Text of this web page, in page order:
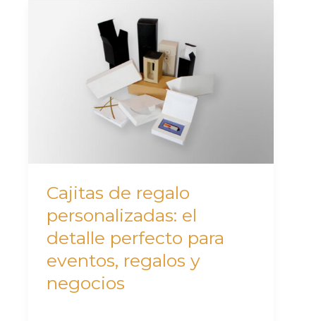
Cajitas de regalo
personalizadas: el
detalle perfecto para
eventos, regalos y
negocios
personalizadas:
para
eventos,
regalos
y